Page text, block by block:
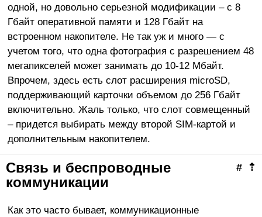
одной, но довольно серьезной модификации – с 8
Гбайт оперативной памяти и 128 Гбайт на
встроенном накопителе. Не так уж и много — с
учетом того, что одна фотография с разрешением 48
мегапикселей может занимать до 10-12 Мбайт.
Впрочем, здесь есть слот расширения microSD,
поддерживающий карточки объемом до 256 Гбайт
включительно. Жаль только, что слот совмещенный
– придется выбирать между второй SIM-картой и
дополнительным накопителем.
⇡
#
Связь и беспроводные
коммуникации
Как это часто бывает, коммуникационные